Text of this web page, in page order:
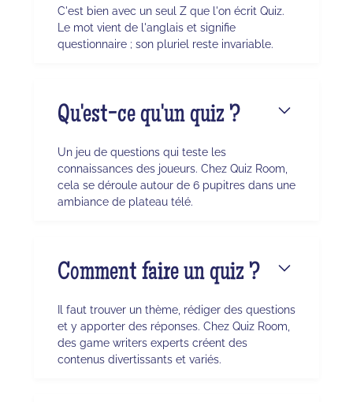
C'est bien avec un seul Z que l'on écrit Quiz.
Le mot vient de l'anglais et signifie
questionnaire ; son pluriel reste invariable.
Qu'est-ce qu'un quiz ?
Un jeu de questions qui teste les
connaissances des joueurs. Chez Quiz Room,
cela se déroule autour de 6 pupitres dans une
ambiance de plateau télé.
Comment faire un quiz ?
Il faut trouver un thème, rédiger des questions
et y apporter des réponses. Chez Quiz Room,
des game writers experts créent des
contenus divertissants et variés.